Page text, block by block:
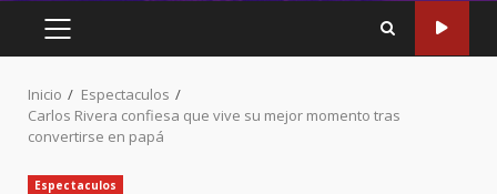
MENÚ
PRINCIPAL
Inicio
Espectaculos
Carlos Rivera confiesa que vive su mejor momento tras
convertirse en papá
Espectaculos